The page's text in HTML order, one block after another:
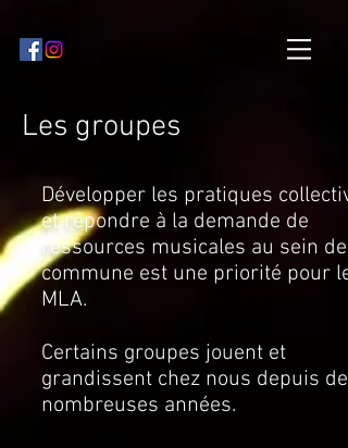
Les groupes
Développer les pratiques
et répondre à la demande de
ressources musicales au sein de
commune est une priorité pour le
MLA.
Certains groupes jouent et
grandissent chez nous depuis de
nombreuses années.